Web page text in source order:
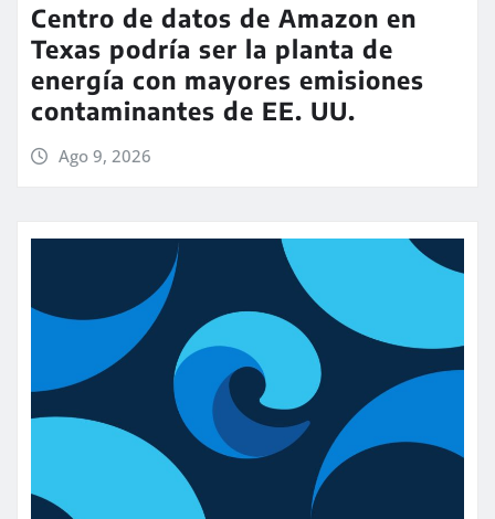
Centro de datos de Amazon en
Texas podría ser la planta de
energía con mayores emisiones
contaminantes de EE. UU.
Ago 9, 2026